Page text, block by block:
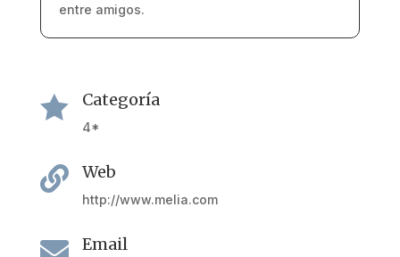
entre amigos.
 Categoría
4*
 Web
http://www.melia.com
 Email